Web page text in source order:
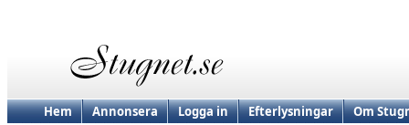
Hem Annonsera Logga in Efterlysningar Om